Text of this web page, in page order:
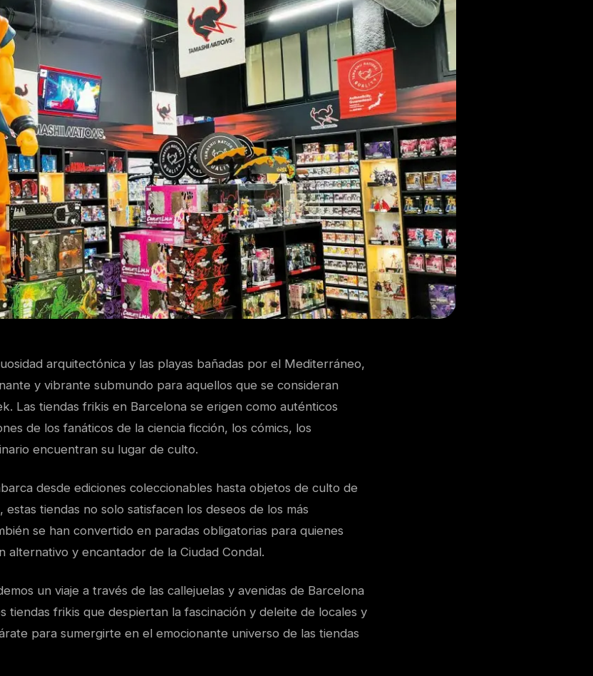
arquitectónica y las playas bañadas por el Mediterráneo,
y vibrante submundo para aquellos que se consideran
Las tiendas frikis en Barcelona se erigen como auténticos
de los fanáticos de la ciencia ficción, los cómics, los
encuentran su lugar de culto.
desde ediciones coleccionables hasta objetos de culto de
estas tiendas no solo satisfacen los deseos de los más
se han convertido en paradas obligatorias para quienes
alternativo y encantador de la Ciudad Condal.
un viaje a través de las callejuelas y avenidas de Barcelona
tiendas frikis que despiertan la fascinación y deleite de locales y
para sumergirte en el emocionante universo de las tiendas